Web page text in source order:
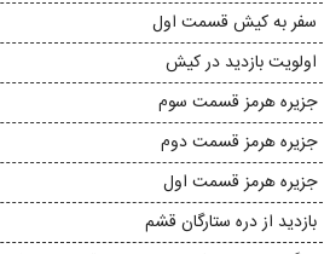
سفر به کیش قسمت اول
اولویت بازدید در کیش
جزیره هرمز قسمت سوم
جزیره هرمز قسمت دوم
جزیره هرمز قسمت اول
بازدید از دره ستارگان قشم